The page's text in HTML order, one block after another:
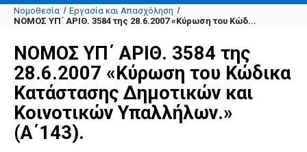
Νομοθεσία
Εργασία και Απασχόληση
ΝΟΜΟΣ ΥΠ΄ ΑΡΙΘ. 3584 της 28.6.2007 «Κύρωση του Κώδ...
ΝΟΜΟΣ ΥΠ΄ ΑΡΙΘ. 3584 της
28.6.2007 «Κύρωση του Κώδικα
Κατάστασης Δημοτικών και
Κοινοτικών Υπαλλήλων.»
(Α΄143).